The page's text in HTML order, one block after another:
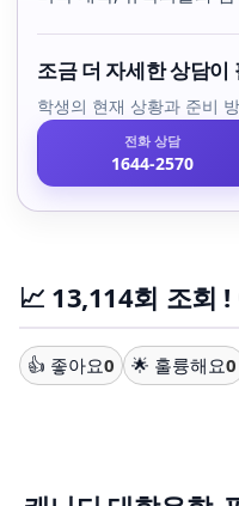
조금 더 자세한 상담이
학생의 현재 상황과 준비
전화 상담
1644-2570
📈 13,114회 조회
👍 좋아요0 🌟 훌륭해요0